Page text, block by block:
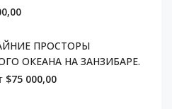
ПРОСТОРЫ
ОКЕАНА НА ЗАНЗИБАРЕ.
$75 000,00